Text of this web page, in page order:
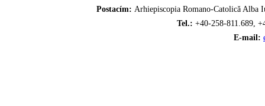
Postacím: Arhiepiscopia Romano-Catolică
Tel.: +40-258-811.689,
E-mail: